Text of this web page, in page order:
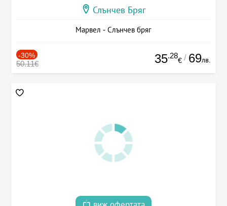
Слънчев Бряг
Марвел - Слънчев бряг
-30%
50.11€ 35.28
€ / 69лв.